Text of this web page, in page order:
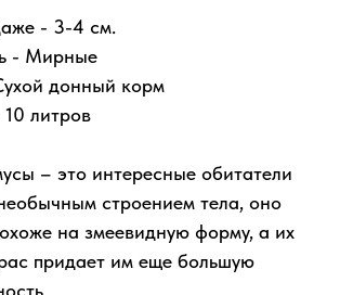
- 3-4 см.
- Мирные
донный корм
литров
– это интересные обитатели
строением тела, оно
на змеевидную форму, а их
придает им еще большую